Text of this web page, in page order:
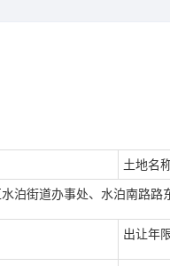
土地名
泊街道办事处、水泊南路
出让年